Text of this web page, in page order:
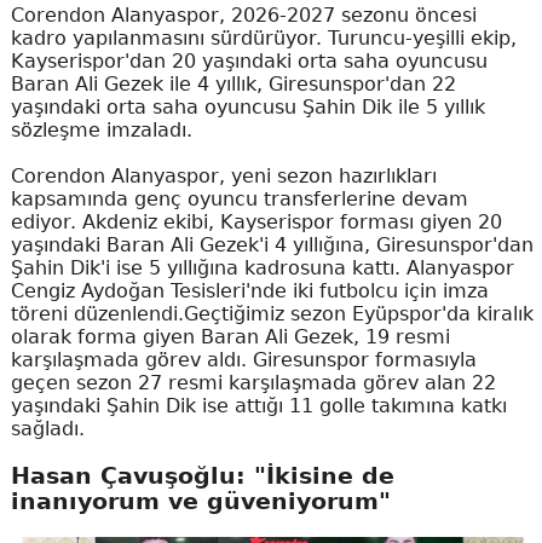
Corendon Alanyaspor, 2026-2027 sezonu öncesi
kadro yapılanmasını sürdürüyor. Turuncu-yeşilli ekip,
Kayserispor'dan 20 yaşındaki orta saha oyuncusu
Baran Ali Gezek ile 4 yıllık, Giresunspor'dan 22
yaşındaki orta saha oyuncusu Şahin Dik ile 5 yıllık
sözleşme imzaladı.
Corendon Alanyaspor, yeni sezon hazırlıkları
kapsamında genç oyuncu transferlerine devam
ediyor. Akdeniz ekibi, Kayserispor forması giyen 20
yaşındaki Baran Ali Gezek'i 4 yıllığına, Giresunspor'dan
Şahin Dik'i ise 5 yıllığına kadrosuna kattı. Alanyaspor
Cengiz Aydoğan Tesisleri'nde iki futbolcu için imza
töreni düzenlendi.Geçtiğimiz sezon Eyüpspor'da kiralık
olarak forma giyen Baran Ali Gezek, 19 resmi
karşılaşmada görev aldı. Giresunspor formasıyla
geçen sezon 27 resmi karşılaşmada görev alan 22
yaşındaki Şahin Dik ise attığı 11 golle takımına katkı
sağladı.
Hasan Çavuşoğlu: "İkisine de
inanıyorum ve güveniyorum"